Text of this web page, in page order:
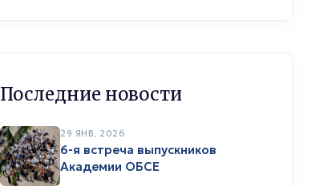
Последние новости
29 ЯНВ, 2026
6-я встреча выпускников
Академии ОБСЕ